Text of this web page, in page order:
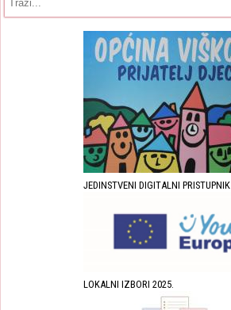
JEDINSTVENI DIGITALNI PRISTUPNIK
LOKALNI IZBORI 2025.